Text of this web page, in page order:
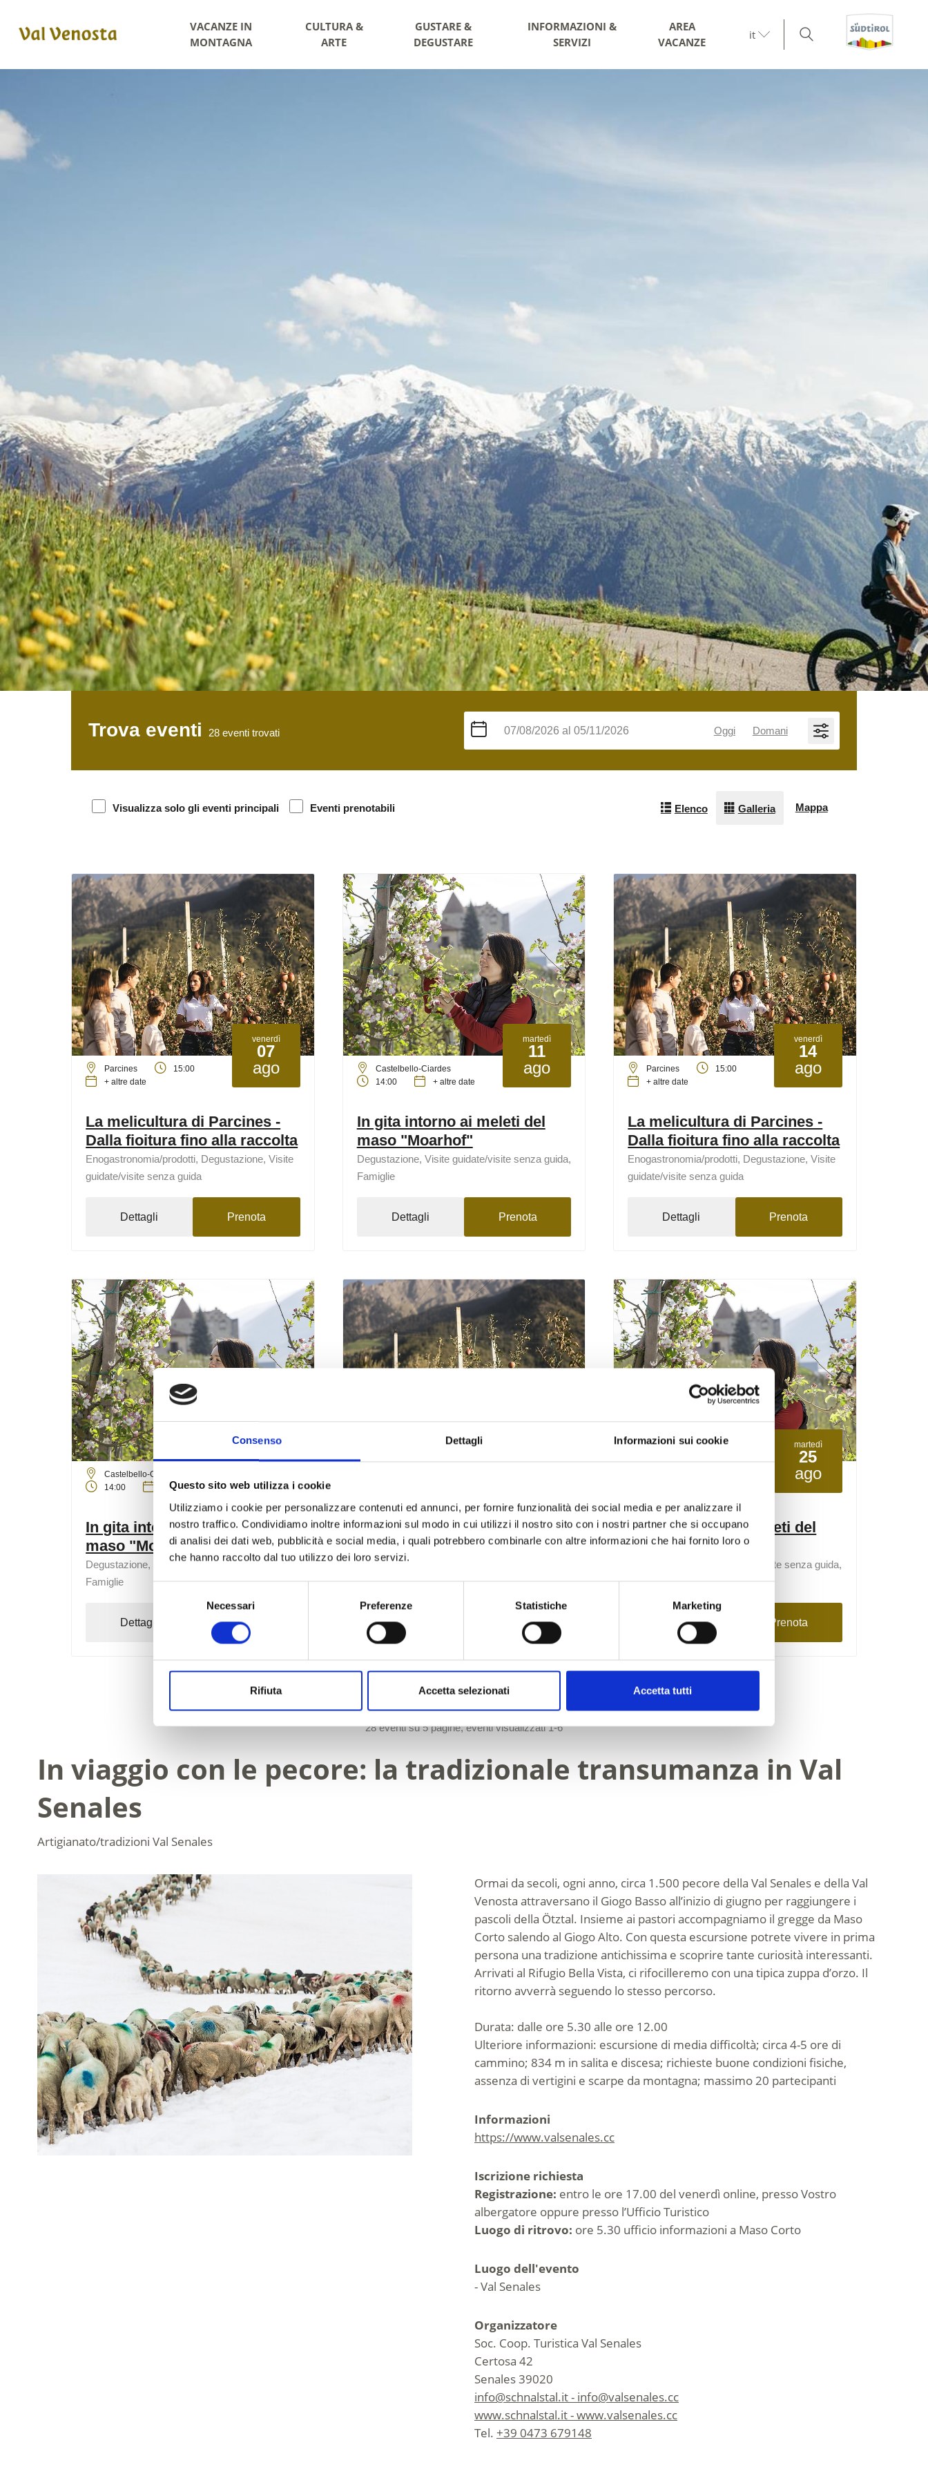
Consenso Dettagli Informazioni sui cookie
Questo sito web utilizza i cookie
Utilizziamo i cookie per personalizzare contenuti ed annunci, per fornire funzionalità dei social media e per analizzare il
nostro traffico. Condividiamo inoltre informazioni sul modo in cui utilizzi il nostro sito con i nostri partner che si occupano
di analisi dei dati web, pubblicità e social media, i quali potrebbero combinarle con altre informazioni che hai fornito loro o
che hanno raccolto dal tuo utilizzo dei loro servizi.
Necessari Preferenze Statistiche Marketing
Rifiuta Accetta selezionati Accetta tutti
VACANZE IN
MONTAGNA
CULTURA &
ARTE
GUSTARE &
DEGUSTARE
INFORMAZIONI &
SERVIZI
AREA
VACANZE
it
Trova eventi 28 eventi trovati Oggi Domani
Visualizza solo gli eventi principali Eventi prenotabili Elenco Galleria Mappa
venerdì
07
ago
Parcines
15:00
+ altre date
La melicultura di Parcines -
Dalla fioitura fino alla raccolta
Enogastronomia/prodotti, Degustazione, Visite
guidate/visite senza guida
Dettagli Prenota
martedì
11
ago
Castelbello-Ciardes
14:00
+ altre date
In gita intorno ai meleti del
maso "Moarhof"
Degustazione, Visite guidate/visite senza guida,
Famiglie
Dettagli Prenota
venerdì
14
ago
Parcines
15:00
+ altre date
La melicultura di Parcines -
Dalla fioitura fino alla raccolta
Enogastronomia/prodotti, Degustazione, Visite
guidate/visite senza guida
Dettagli Prenota
martedì
18
Castelbello-Ciardes
14:00
+ altre date
In gita intorno ai meleti del
maso "Moarhof"
Degustazione, Visite guidate/visite senza guida,
Famiglie
Dettagli Prenota
21
La melicultura di Parcines -
Dalla fioitura fino alla raccolta
Enogastronomia/prodotti, Degustazione, Visite
guidate/visite senza guida
Dettagli Prenota
martedì
25
ago
In gita intorno ai meleti del
maso "Moarhof"
Degustazione, Visite guidate/visite senza guida,
Famiglie
Dettagli Prenota
2 3 4
28 eventi su 5 pagine, eventi visualizzati 1-6
In viaggio con le pecore: la tradizionale transumanza in Val
Senales
Artigianato/tradizioni Val Senales
Ormai da secoli, ogni anno, circa 1.500 pecore della Val Senales e della Val
Venosta attraversano il Giogo Basso all’inizio di giugno per raggiungere i
pascoli della Ötztal. Insieme ai pastori accompagniamo il gregge da Maso
Corto salendo al Giogo Alto. Con questa escursione potrete vivere in prima
persona una tradizione antichissima e scoprire tante curiosità interessanti.
Arrivati al Rifugio Bella Vista, ci rifocilleremo con una tipica zuppa d’orzo. Il
ritorno avverrà seguendo lo stesso percorso.
Durata: dalle ore 5.30 alle ore 12.00
Ulteriore informazioni: escursione di media difficoltà; circa 4-5 ore di
cammino; 834 m in salita e discesa; richieste buone condizioni fisiche,
assenza di vertigini e scarpe da montagna; massimo 20 partecipanti
Informazioni
https://www.valsenales.cc
Iscrizione richiesta
Registrazione: entro le ore 17.00 del venerdì online, presso Vostro
albergatore oppure presso l’Ufficio Turistico
Luogo di ritrovo: ore 5.30 ufficio informazioni a Maso Corto
Luogo dell'evento
- Val Senales
Organizzatore
Soc. Coop. Turistica Val Senales
Certosa 42
Senales 39020
info@schnalstal.it - info@valsenales.cc
www.schnalstal.it - www.valsenales.cc
Tel. +39 0473 679148